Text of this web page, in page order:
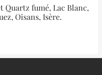
Quartz fumé, Lac Blanc,
Oisans, Isère.